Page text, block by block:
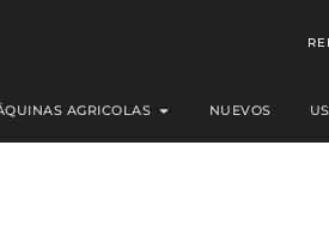
AGRICOLAS Open MÁQUINAS
NUEVOS